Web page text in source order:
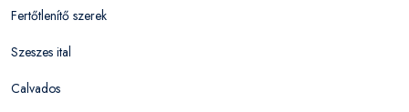
Fertőtlenítő szerek
Szeszes ital
Calvados